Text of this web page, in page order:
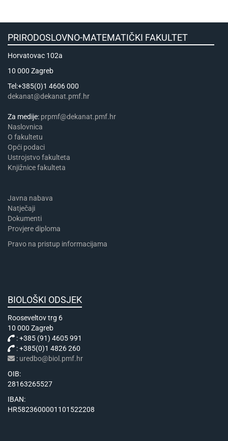
PRIRODOSLOVNO-MATEMATIČKI FAKULTET
Horvatovac 102a
10 000 Zagreb
Tel:+385(0)1 4606 000
dekanat@dekanat.pmf.hr
Za medije: prpmf@dekanat.pmf.hr
Naslovnica
​​​O fakultetu
Opći podaci
Ustrojstvo fakulteta
Knjižnice fakulteta
Javna nabava
Natječaji
Dokumenti
Provjere diploma
Pravo na pristup informacijama
BIOLOŠKI ODSJEK
Rooseveltov trg 6
10 000 Zagreb
: +385 (91) 4605 991
: +385(0)1 4826 260
: uredbo@biol.pmf.hr
OIB:
28163265527
IBAN:
HR5823600001101522208